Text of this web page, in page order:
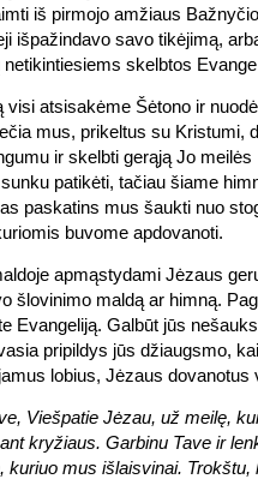
iš pirmojo amžiaus
išpažindavo savo tikėjimą,
skelbtos
visi atsisakėme Šėtono ir
mus, prikeltus su Kristumi,
ir skelbti gerąją Jo
patikėti, tačiau šiame
paskatins mus šaukti nuo
buvome apdovanoti.
apmąstydami Jėzaus
šlovinimo maldą ar himną.
Evangeliją. Galbūt jūs
pripildys jūs džiaugsmo,
lobius, Jėzaus dovanotus
Viešpatie Jėzau, už meilę,
kryžiaus. Garbinu Tave ir
kuriuo mus išlaisvinai. Trokštu,